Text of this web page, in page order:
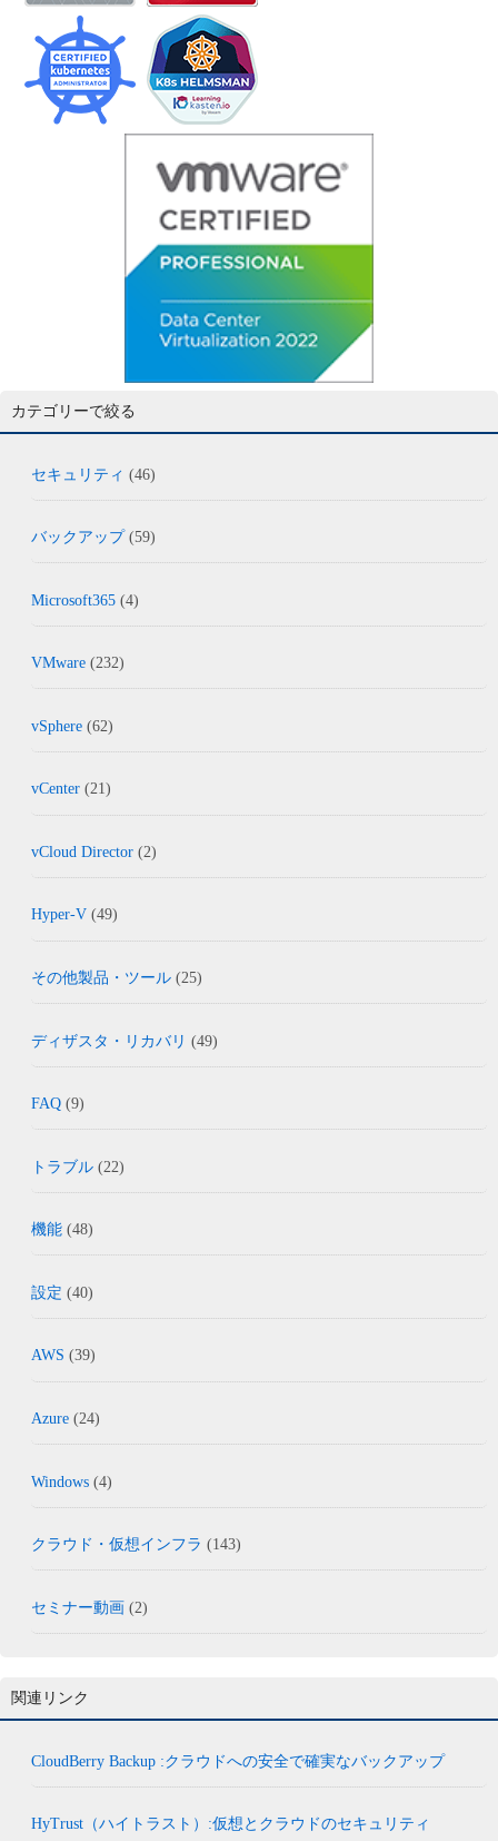
カテゴリーで絞る
セキュリティ (46)
バックアップ(59)
Microsoft365 (4)
VMware (232)
vSphere (62)
vCenter (21)
vCloud Director (2)
Hyper-V (49)
その他製品・ツール (25)
ディザスタ・リカバリ (49)
FAQ (9)
トラブル (22)
機能 (48)
設定 (40)
AWS (39)
Azure (24)
Windows (4)
クラウド・仮想インフラ (143)
セミナー動画 (2)
関連リンク
CloudBerry Backup :クラウドへの安全で確実なバックアップ
HyTrust（ハイトラスト）:仮想とクラウドのセキュリティ